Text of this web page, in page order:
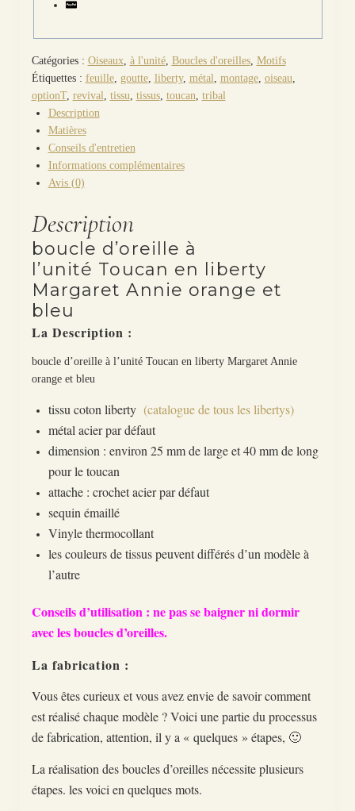
Catégories : Oiseaux, à l'unité, Boucles d'oreilles, Motifs
Étiquettes : feuille, goutte, liberty, métal montage, oiseau
optionT, revival tissu tissus, toucan tribal
Description
Matières
Conseils d'entretien
Informations complémentaires
Avis (0)
Description
boucle d’oreille à
l’unité Toucan en liberty
Margaret Annie orange et
bleu
La Description :
boucle d’oreille à l’unité Toucan en liberty Margaret Annie
orange et bleu
tissu coton liberty (catalogue de tous les libertys)
métal acier par défaut
dimension : environ 25 mm de large et 40 mm de long
pour le toucan
attache : crochet acier par défaut
sequin émaillé
Vinyle thermocollant
les couleurs de tissus peuvent différés d’un modèle à
l’autre
Conseils d’utilisation : ne pas se baigner ni dormir
avec les boucles d’oreilles.
La fabrication :
Vous êtes curieux et vous avez envie de savoir comment
est réalisé chaque modèle ? Voici une partie du processus
de fabrication, attention, il y a « quelques » étapes, 🙂
La réalisation des boucles d’oreilles nécessite plusieurs
étapes. les voici en quelques mots.